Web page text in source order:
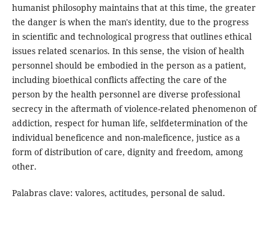
humanist philosophy maintains that at this time, the greater
the danger is when the man's identity, due to the progress
in scientific and technological progress that outlines ethical
issues related scenarios. In this sense, the vision of health
personnel should be embodied in the person as a patient,
including bioethical conflicts affecting the care of the
person by the health personnel are diverse professional
secrecy in the aftermath of violence-related phenomenon of
addiction, respect for human life, selfdetermination of the
individual beneficence and non-maleficence, justice as a
form of distribution of care, dignity and freedom, among
other.
Palabras clave: valores, actitudes, personal de salud.